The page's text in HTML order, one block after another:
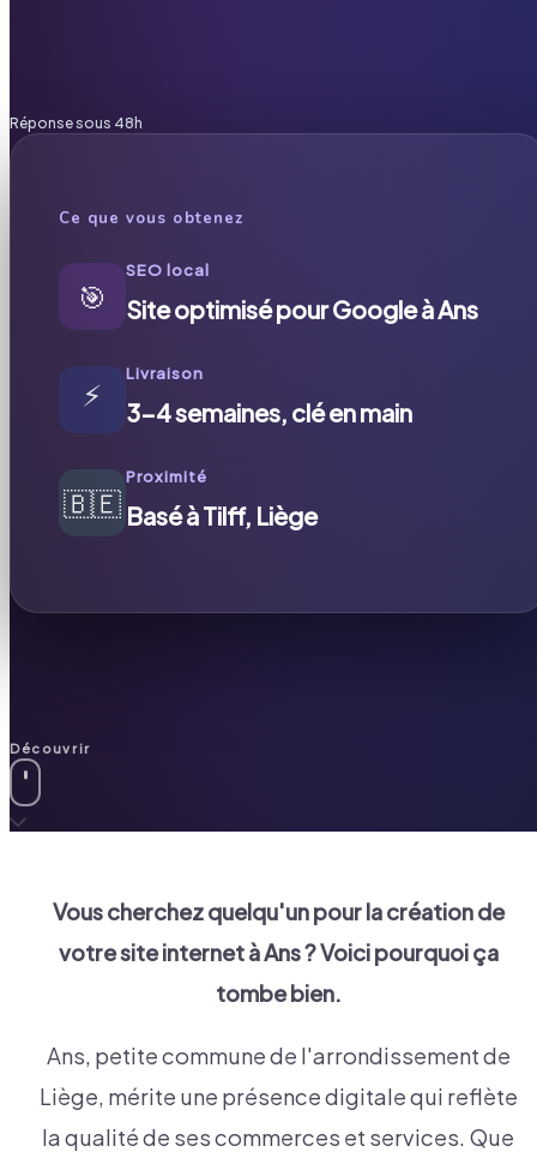
Réponse sous 48h
Ce que vous obtenez
🎯
SEO local
Site optimisé pour Google à Ans
⚡
Livraison
3-4 semaines, clé en main
🇧🇪
Proximité
Basé à Tilff, Liège
Découvrir
Vous cherchez quelqu'un pour la création de
votre site internet àAns? Voici pourquoi ça
tombe bien.
Ans, petite commune de l'arrondissement de
Liège, mérite une présence digitale qui reflète
la qualité de ses commerces et services. Que